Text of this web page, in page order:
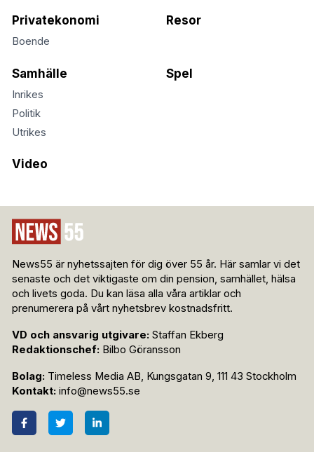
Privatekonomi
Boende
Resor
Samhälle
Inrikes
Politik
Utrikes
Spel
Video
News55 är nyhetssajten för dig över 55 år. Här samlar vi det
senaste och det viktigaste om din pension, samhället, hälsa
och livets goda. Du kan läsa alla våra artiklar och
prenumerera på vårt nyhetsbrev kostnadsfritt.
VD och ansvarig utgivare: Staffan Ekberg
Redaktionschef: Bilbo Göransson
Bolag: Timeless Media AB, Kungsgatan 9, 111 43 Stockholm
Kontakt: info@news55.se